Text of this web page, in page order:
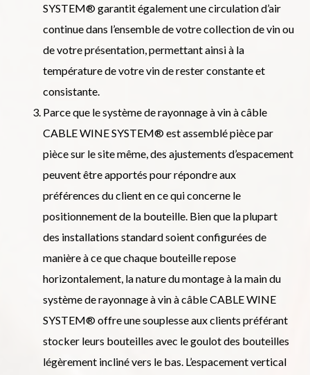
SYSTEM® garantit également une circulation d’air
continue dans l’ensemble de votre collection de vin ou
de votre présentation, permettant ainsi à la
température de votre vin de rester constante et
consistante.
Parce que le système de rayonnage à vin à câble
CABLE WINE SYSTEM® est assemblé pièce par
pièce sur le site même, des ajustements d’espacement
peuvent être apportés pour répondre aux
préférences du client en ce qui concerne le
positionnement de la bouteille. Bien que la plupart
des installations standard soient configurées de
manière à ce que chaque bouteille repose
horizontalement, la nature du montage à la main du
système de rayonnage à vin à câble CABLE WINE
SYSTEM® offre une souplesse aux clients préférant
stocker leurs bouteilles avec le goulot des bouteilles
légèrement incliné vers le bas. L’espacement vertical